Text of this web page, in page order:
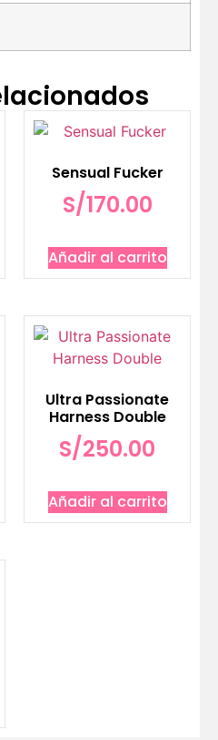
Sensual Fucker
S/170.00
Añadir al carrito
Ultra Passionate
Harness Double
S/250.00
Añadir al carrito